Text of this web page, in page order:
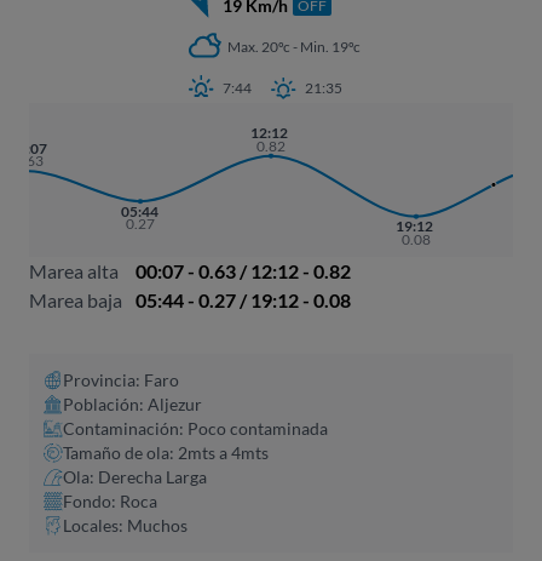
19 Km/h OFF
Max. 20ºc - Min. 19ºc
7:44 21:35
00:07
0.63
05:44
0.27
12:12
0.82
19:12
0.08
Marea alta
00:07 - 0.63 / 12:12 - 0.82
Marea baja
05:44 - 0.27 / 19:12 - 0.08
Provincia: Faro
Población: Aljezur
Contaminación: Poco contaminada
Tamaño de ola: 2mts a 4mts
Ola: Derecha Larga
Fondo: Roca
Locales: Muchos